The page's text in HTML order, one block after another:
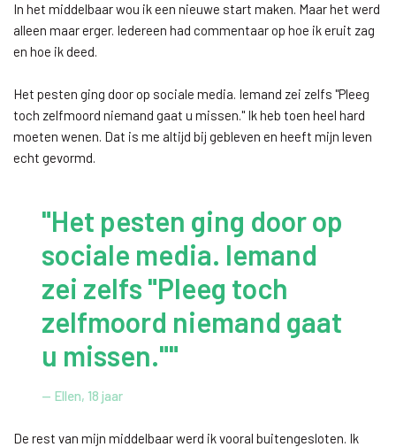
In het middelbaar wou ik een nieuwe start maken. Maar het werd
alleen maar erger. Iedereen had commentaar op hoe ik eruit zag
en hoe ik deed.
Het pesten ging door op sociale media. Iemand zei zelfs "Pleeg
toch zelfmoord niemand gaat u missen." Ik heb toen heel hard
moeten wenen. Dat is me altijd bij gebleven en heeft mijn leven
echt gevormd.
"Het pesten ging door op
sociale media. Iemand
zei zelfs "Pleeg toch
zelfmoord niemand gaat
u missen.""
— Ellen, 18 jaar
De rest van mijn middelbaar werd ik vooral buitengesloten. Ik